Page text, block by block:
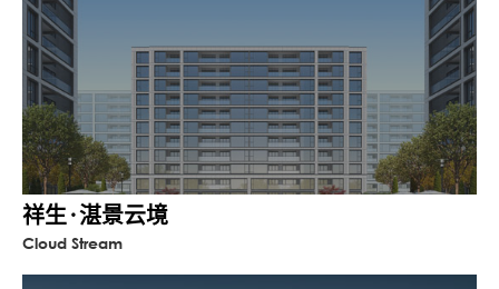
祥生·湛景云境
Cloud Stream